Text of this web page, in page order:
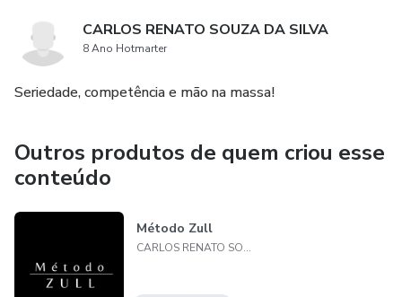
CARLOS RENATO SOUZA DA SILVA
8 Ano Hotmarter
Seriedade, competência e mão na massa!
Outros produtos de quem criou esse
conteúdo
Método Zull
CARLOS RENATO SOUZA DA SILVA